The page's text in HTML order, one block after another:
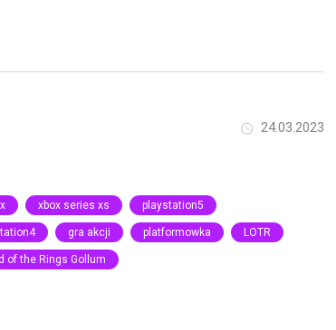
24.03.2023
xbox series xs playstation5
gra akcji platformowka LOTR
of the Rings Gollum